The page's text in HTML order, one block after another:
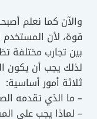
والآن كما نعلم
قوة، لأن
بين تجارب مختلفة
لذلك يجب أن يكون
ثلاثة أمور أساسية:
– ما الذي تقدمه
– لماذا يجب على